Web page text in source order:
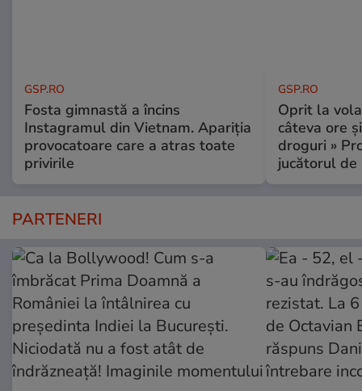
GSP.RO
Fosta gimnastă a încins
Instagramul din Vietnam. Apariția
provocatoare care a atras toate
privirile
GSP.RO
Oprit la
câteva ore
droguri »
jucătorul
PARTENERI